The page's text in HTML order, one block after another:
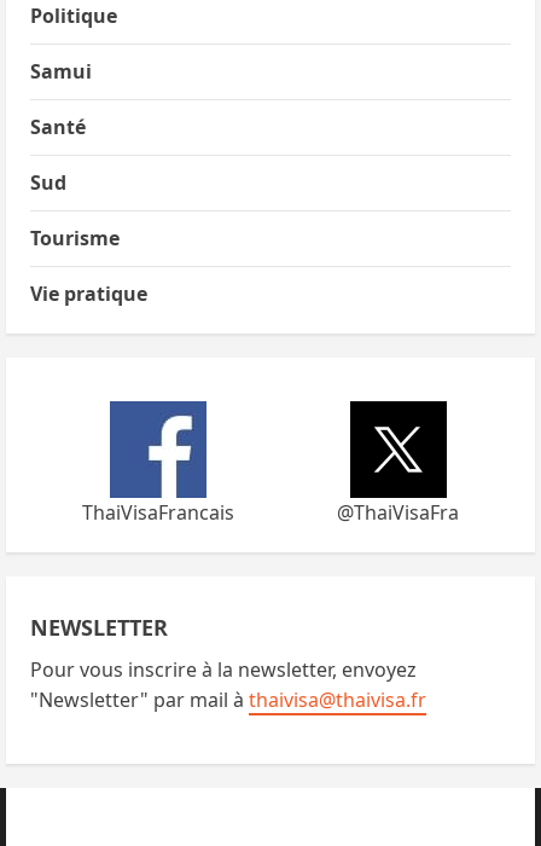
Politique
Samui
Santé
Sud
Tourisme
Vie pratique
ThaiVisaFrancais @ThaiVisaFra
NEWSLETTER
Pour vous inscrire à la newsletter, envoyez
"Newsletter" par mail à thaivisa@thaivisa.fr